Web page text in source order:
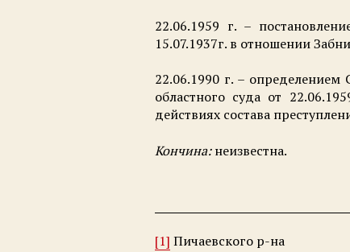
22.06.1959 г. –
15.07.1937г. в отношении
22.06.1990 г. –
областного суда от
действиях состава
Кончина:неизвестна.
[1] Пичаевского р-на